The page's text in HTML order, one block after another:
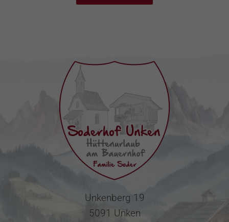
Unkenberg 19
5091 Unken